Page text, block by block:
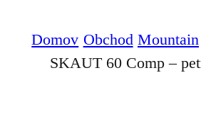
Domov Obchod Mountain
SKAUT 60 Comp –